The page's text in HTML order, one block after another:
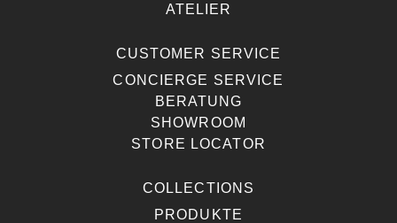
ATELIER
CUSTOMER SERVICE
CONCIERGE SERVICE
BERATUNG
SHOWROOM
STORE LOCATOR
COLLECTIONS
PRODUKTE